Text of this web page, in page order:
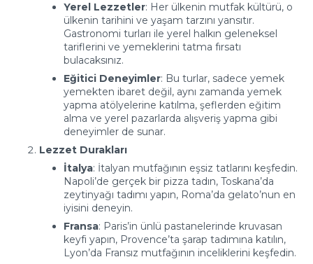
Yerel Lezzetler: Her ülkenin mutfak kültürü, o
ülkenin tarihini ve yaşam tarzını yansıtır.
Gastronomi turları ile yerel halkın geleneksel
tariflerini ve yemeklerini tatma fırsatı
bulacaksınız.
Eğitici Deneyimler: Bu turlar, sadece yemek
yemekten ibaret değil, aynı zamanda yemek
yapma atölyelerine katılma, şeflerden eğitim
alma ve yerel pazarlarda alışveriş yapma gibi
deneyimler de sunar.
Lezzet Durakları
İtalya: İtalyan mutfağının eşsiz tatlarını keşfedin.
Napoli’de gerçek bir pizza tadın, Toskana’da
zeytinyağı tadımı yapın, Roma’da gelato’nun en
iyisini deneyin.
Fransa: Paris’in ünlü pastanelerinde kruvasan
keyfi yapın, Provence’ta şarap tadımına katılın,
Lyon’da Fransız mutfağının inceliklerini keşfedin.